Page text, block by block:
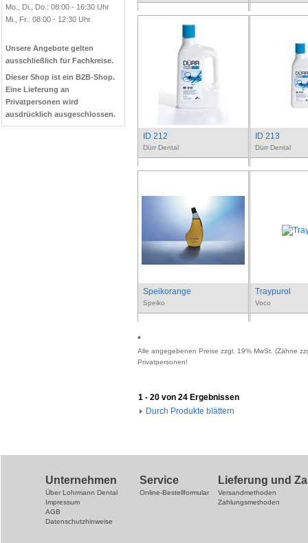
Mo., Di., Do.: 08:00 - 16:30 Uhr
Mi., Fr.: 08:00 - 12:30 Uhr.
Unsere Angebote gelten
ausschließlich für Fachkreise.
Dieser Shop ist ein B2B-Shop.
Eine Lieferung an
Privatpersonen wird
ausdrücklich ausgeschlossen.
ID 212
Dürr Dental
ID 213
Dürr Dental
Speikorange
Speiko
Traypurol
Voco
*
Alle angegebenen Preise zzgl. 19% MwSt. (Zähne
Privatpersonen!
1 - 20 von 24 Ergebnissen
Durch Produkte blättern
Unternehmen
Über Lohrmann Dental
Impressum
AGB
Datenschutzhinweise
Service
Online-Bestellformular
Lieferung und
Versandmethoden
Zahlungsmethoden